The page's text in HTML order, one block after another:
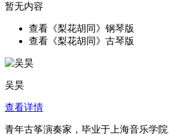
暂无内容
查看《梨花胡同》钢琴版
查看《梨花胡同》古琴版
吴昊
查看详情
青年古筝演奏家，毕业于上海音乐学